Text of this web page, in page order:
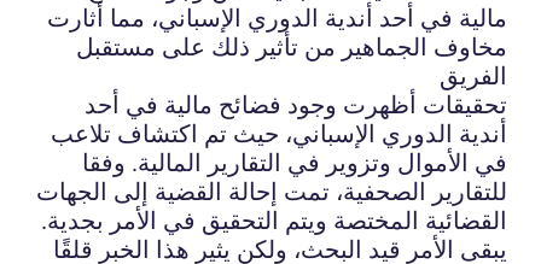
مالية في أحد أندية الدوري الإسباني، مما أثارت
مخاوف الجماهير من تأثير ذلك على مستقبل
الفريق
تحقيقات أظهرت وجود فضائح مالية في أحد
أندية الدوري الإسباني، حيث تم اكتشاف تلاعب
في الأموال وتزوير في التقارير المالية. وفقا
للتقارير الصحفية، تمت إحالة القضية إلى الجهات
القضائية المختصة ويتم التحقيق في الأمر بجدية.
يبقى الأمر قيد البحث، ولكن يثير هذا الخبر قلقًا